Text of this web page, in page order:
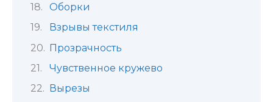
Оборки
Взрывы текстиля
Прозрачность
Чувственное кружево
Вырезы